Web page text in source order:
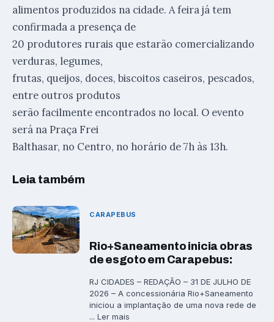
alimentos produzidos na cidade. A feira já tem
confirmada a presença de
20 produtores rurais que estarão comercializando
verduras, legumes,
frutas, queijos, doces, biscoitos caseiros, pescados,
entre outros produtos
serão facilmente encontrados no local. O evento
será na Praça Frei
Balthasar, no Centro, no horário de 7h às 13h.
Leia também
CARAPEBUS
Rio+Saneamento inicia obras
de esgoto em Carapebus:
RJ CIDADES – REDAÇÃO – 31 DE JULHO DE
2026 – A concessionária Rio+Saneamento
iniciou a implantação de uma nova rede de
... Ler mais